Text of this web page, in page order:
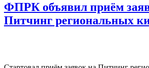
ФПРК объявил приём
Питчинг региональных